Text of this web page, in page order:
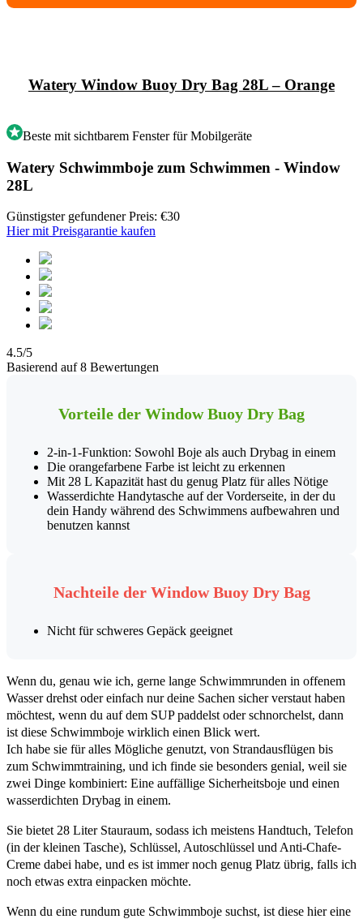
Watery Window Buoy Dry Bag 28L – Orange
Beste mit sichtbarem Fenster für Mobilgeräte
Watery Schwimmboje zum Schwimmen - Window
28L
Günstigster gefundener Preis: €30
Hier mit Preisgarantie kaufen
4.5/5
Basierend auf 8 Bewertungen
Vorteile der Window Buoy Dry Bag
2-in-1-Funktion: Sowohl Boje als auch Drybag in einem
Die orangefarbene Farbe ist leicht zu erkennen
Mit 28 L Kapazität hast du genug Platz für alles Nötige
Wasserdichte Handytasche auf der Vorderseite, in der du
dein Handy während des Schwimmens aufbewahren und
benutzen kannst
Nachteile der Window Buoy Dry Bag
Nicht für schweres Gepäck geeignet
Wenn du, genau wie ich, gerne lange Schwimmrunden in offenem
Wasser drehst oder einfach nur deine Sachen sicher verstaut haben
möchtest, wenn du auf dem SUP paddelst oder schnorchelst, dann
ist diese Schwimmboje wirklich einen Blick wert.
Ich habe sie für alles Mögliche genutzt, von Strandausflügen bis
zum Schwimmtraining, und ich finde sie besonders genial, weil sie
zwei Dinge kombiniert: Eine auffällige Sicherheitsboje und einen
wasserdichten Drybag in einem.
Sie bietet 28 Liter Stauraum, sodass ich meistens Handtuch, Telefon
(in der kleinen Tasche), Schlüssel, Autoschlüssel und Anti-Chafe-
Creme dabei habe, und es ist immer noch genug Platz übrig, falls ich
noch etwas extra einpacken möchte.
Wenn du eine rundum gute Schwimmboje suchst, ist diese hier eine